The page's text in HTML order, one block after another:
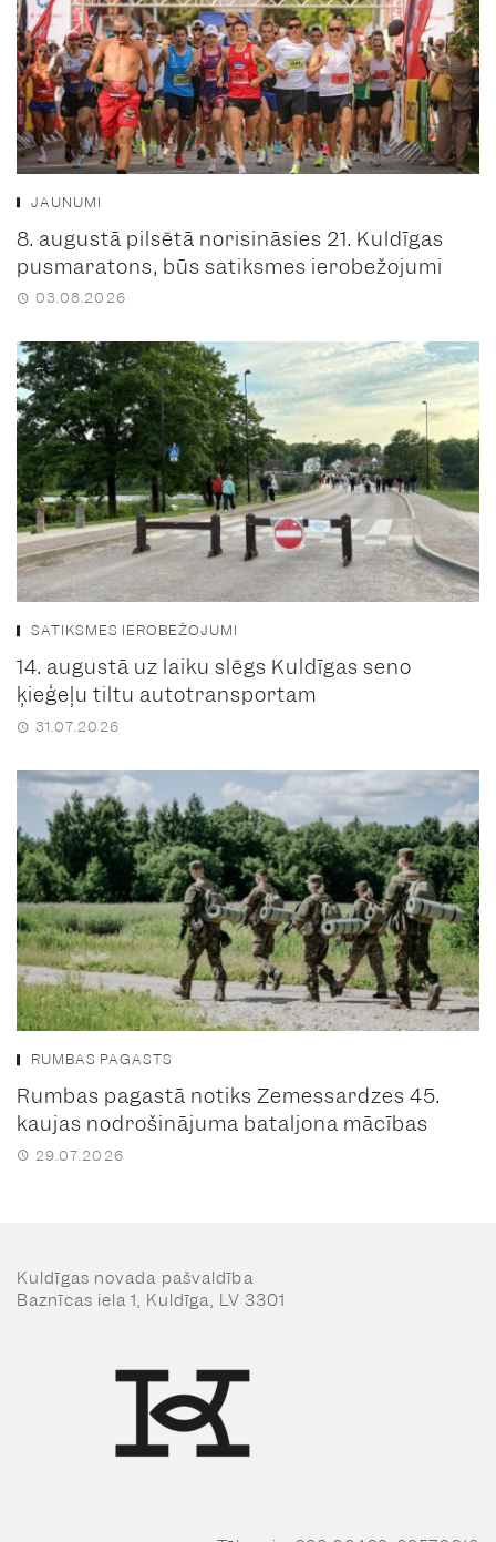
JAUNUMI
8. augustā pilsētā norisināsies 21. Kuldīgas
pusmaratons, būs satiksmes ierobežojumi
03.08.2026
SATIKSMES IEROBEŽOJUMI
14. augustā uz laiku slēgs Kuldīgas seno
ķieģeļu tiltu autotransportam
31.07.2026
RUMBAS PAGASTS
Rumbas pagastā notiks Zemessardzes 45.
kaujas nodrošinājuma bataljona mācības
29.07.2026
Kuldīgas novada pašvaldība
Baznīcas iela 1, Kuldīga, LV 3301